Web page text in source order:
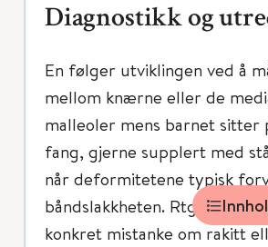
Diagnostikk og
En følger utviklingen ved å
mellom knærne eller de
malleoler mens barnet sitter
fang, gjerne supplert med
når deformitetene typisk
båndslakkheten. Rtg
konkret mistanke om rakitt